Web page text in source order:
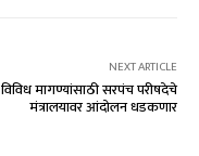
NEXT ARTICLE
विविध मागण्यांसाठी सरपंच परीषदेचे
मंत्रालयावर आंदोलन धडकणार